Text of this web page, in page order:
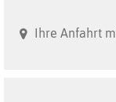
Ihre Anfahrt